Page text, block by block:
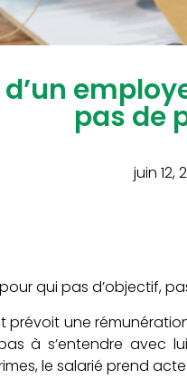
d’un
pas de
juin 12,
qui pas d’objectif,
prévoit une
à s’entendre avec
le salarié prend